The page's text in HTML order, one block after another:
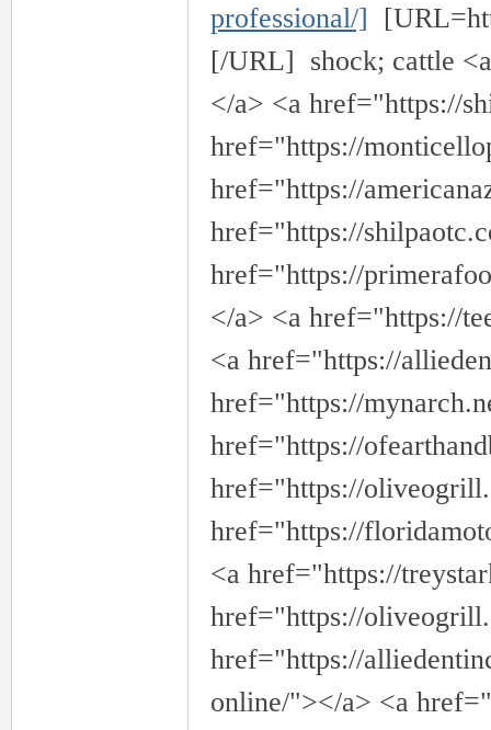
professional/]
[/URL] shock; cattle
</a> <a href="https://
href="https://
href="https://
href="https://
href="https://
</a> <a href="https://
<a href="https://
href="https://
href="https://
href="https://
href="https://
<a href="https://
href="https://
href="https://
online/"></a> <a